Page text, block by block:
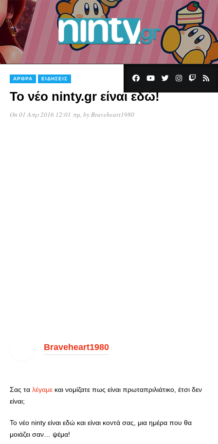
ΆΡΘΡΑ ΕΙΔΉΣΕΙΣ
Το νέο ninty.gr είναι εδώ!
On 01 Απρ 2016 12:01 πμ, byBraveheart1980
Braveheart1980
Σας τα λέγαμε και νομίζατε πως είναι πρωταπριλιάτικο, έτσι δεν
είναι;
Το νέο ninty είναι εδώ και είναι κοντά σας, μια ημέρα που θα
μοιάζει σαν… ψέμα!